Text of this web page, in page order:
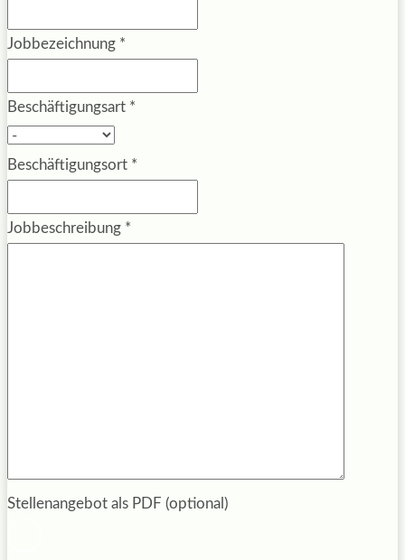
Jobbezeichnung *
Beschäftigungsart *
Beschäftigungsort *
Jobbeschreibung *
Stellenangebot als PDF (optional)